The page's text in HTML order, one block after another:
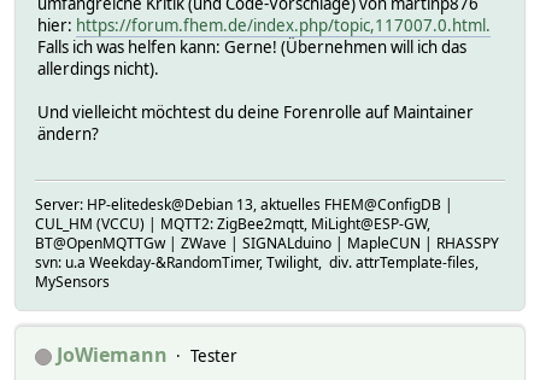
hier: https://forum.fhem.de/index.php/topic,117007.0.html.
Falls ich was helfen kann: Gerne! (Übernehmen will ich das
allerdings nicht).
Und vielleicht möchtest du deine Forenrolle auf Maintainer
ändern?
Server: HP-elitedesk@Debian 13, aktuelles FHEM@ConfigDB |
CUL_HM (VCCU) | MQTT2: ZigBee2mqtt, MiLight@ESP-GW,
BT@OpenMQTTGw | ZWave | SIGNALduino | MapleCUN | RHASSPY
svn: u.a Weekday-&RandomTimer, Twilight, div. attrTemplate-files,
MySensors
JoWiemann
Tester